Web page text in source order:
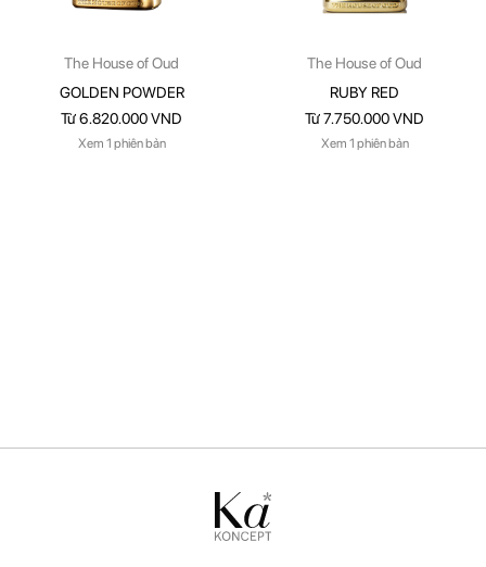
The House of Oud
GOLDEN POWDER
Từ 6.820.000 VND
Xem 1 phiên bản
The House of Oud
RUBY RED
Từ 7.750.000 VND
Xem 1 phiên bản